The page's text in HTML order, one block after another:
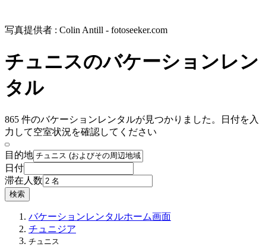
写真提供者 : Colin Antill - fotoseeker.com
チュニスのバケーションレン
タル
865 件のバケーションレンタルが見つかりました。日付を入
力して空室状況を確認してください
目的地
日付
滞在人数
検索
バケーションレンタルホーム画面
チュニジア
チュニス